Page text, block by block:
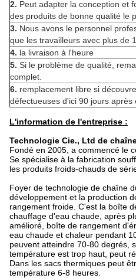
2. Peut adapter la conception et
des produits de bonne qualité le
3. Nous avons le personnel
que les travailleurs avec plus de
4. la livraison à l'heure
5. Si le problème de qualité,
complet.
6. remplacement libre si
défectueuses d'ici 90 jours après
L'information de l'entreprise :
Technologie Cie., Ltd de
Fondé en 2005, a commencé le
Se spécialise à la fabrication
les produits froids-chauds de
Foyer de technologie de chaîne
développement et la production
rangement froide. C'est la boîte
chauffage d'eau chaude, après
amélioré, boîte de rangement
eau chaude et chaleur pendant
peuvent atteindre 70-80 degrés,
température est trop haut, peut
Dans les sacs thermiques peut
température 6-8 heures.